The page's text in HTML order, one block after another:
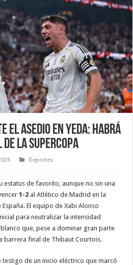
el asedio en Yeda: Habrá
la Supercopa
Deportes
estatus de favorito, aunque no sin una
1-2 al Atlético de Madrid en la
El equipo de Xabi Alonso
para neutralizar la intensidad
que, pese a dominar gran parte
barrera final de Thibaut Courtois.
testigo de un inicio eléctrico que marcó